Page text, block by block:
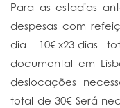
Para as estadias
despesas com
dia = 10€ x23 dias=
documental em
deslocações
total de 30€ Será